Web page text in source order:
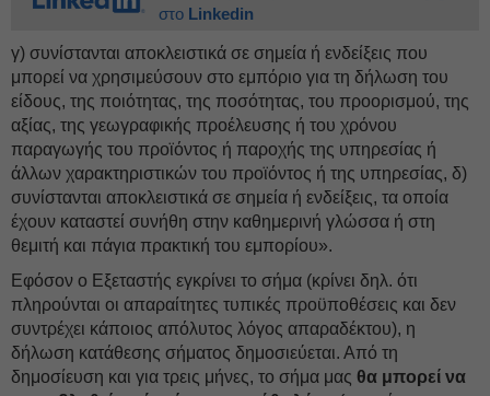
στο Linkedin
γ) συνίστανται αποκλειστικά σε σημεία ή ενδείξεις που
μπορεί να χρησιμεύσουν στο εμπόριο για τη δήλωση του
είδους, της ποιότητας, της ποσότητας, του προορισμού, της
αξίας, της γεωγραφικής προέλευσης ή του χρόνου
παραγωγής του προϊόντος ή παροχής της υπηρεσίας ή
άλλων χαρακτηριστικών του προϊόντος ή της υπηρεσίας, δ)
συνίστανται αποκλειστικά σε σημεία ή ενδείξεις, τα οποία
έχουν καταστεί συνήθη στην καθημερινή γλώσσα ή στη
θεμιτή και πάγια πρακτική του εμπορίου».
Εφόσον ο Εξεταστής εγκρίνει το σήμα (κρίνει δηλ. ότι
πληρούνται οι απαραίτητες τυπικές προϋποθέσεις και δεν
συντρέχει κάποιος απόλυτος λόγος απαραδέκτου), η
δήλωση κατάθεσης σήματος δημοσιεύεται. Από τη
δημοσίευση και για τρεις μήνες, το σήμα μας θα μπορεί να